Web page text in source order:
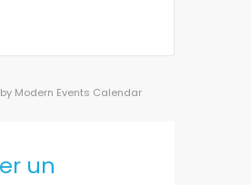
Modern Events Calendar
un